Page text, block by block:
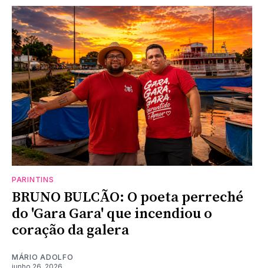
PARINTINS
BRUNO BULCÃO: O poeta perreché
do 'Gara Gara' que incendiou o
coração da galera
MÁRIO ADOLFO